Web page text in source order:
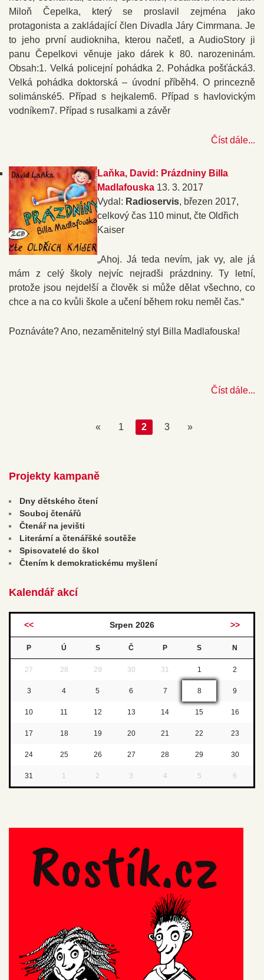
Miloň Čepelka, který se proslavil zejména jako
protagonista a zakládající člen Divadla Járy Cimrmana. Je
to jeho první audiokniha, kterou načetl, a AudioStory ji
panu Čepelkovi věnuje jako dárek k 80. narozeninám.
Obsah:1. Velká policejní pohádka 2. Pohádka pošťácká3.
Velká pohádka doktorská – úvodní příběh4. O princezně
solimánské5. Případ s hejkalem6. Případ s havlovickým
vodníkem7. Případ s rusalkami a závěr
Číst dále...
Laňka, David: Prázdniny Billa
Madlafouska 13. 3. 2017
Vydal: Radioservis, březen 2017,
celkový čas 110 minut, čte Oldřich
Kaiser
„Ahoj. Já teda nevím, jak vy, ale já
mám z celý školy nejvíc nejradši prázdniny. Ty letní,
protože jsou nejdelší a člověk si může dělat všechno, co
chce a na co kvůli škole a učení během roku neměl čas.“
Poznáváte? Ano, nezaměnitelný styl Billa Madlafouska!
Číst dále...
« 1 2 3 »
Projekty kampaně
Dny dětského čtení
Souboj čtenářů
Čtenář na jevišti
Literární a čtenářšké soutěže
Spisovatelé do škol
Čtením k demokratickému myšlení
Kalendář akcí
<< Srpen 2026 >>
P Ú S Č P S N
27 28 29 30 31 1 2
3 4 5 6 7 8 9
10 11 12 13 14 15 16
17 18 19 20 21 22 23
24 25 26 27 28 29 30
31 1 2 3 4 5 6